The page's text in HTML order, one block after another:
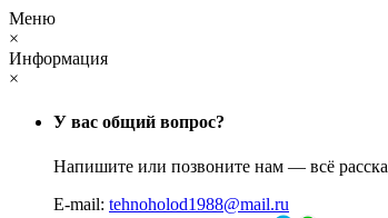
Меню
×
Информация
×
У вас общий вопрос?
Напишите или позвоните нам — всё
E-mail: tehnoholod1988@mail.ru